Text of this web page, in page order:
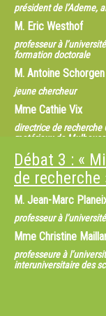
président de l’Ademe,
M. Eric Westhof
professeur à
formation doctorale
M. Antoine Schorgen
jeune chercheur
Mme Cathie Vix
directrice de recherche
matériaux de Mulhouse
Débat 3 : «
de recherche
M. Jean-Marc
professeur à
Mme Christine
professeure à
interuniversitaire des